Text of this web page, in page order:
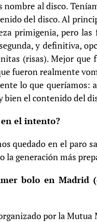
al disco.
del disco. Al
primigenia, pero
y definitiva,
(risas). Mejor que
fueron realmente
lo que queríamos:
bien el contenido del
el intento?
quedado en el paro
la generación más
bolo en Madrid
por la Mutua